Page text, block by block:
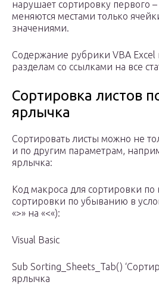
нарушает сортировку первого
меняются местами только
значениями.
Содержание рубрики VBA Excel
разделам со ссылками на все
Сортировка листов
ярлычка
Сортировать листы можно не
и по другим параметрам,
ярлычка:
Код макроса для сортировки по
сортировки по убыванию в
«>» на «<«):
Visual Basic
Sub Sorting_Sheets_Tab()
ярлычка